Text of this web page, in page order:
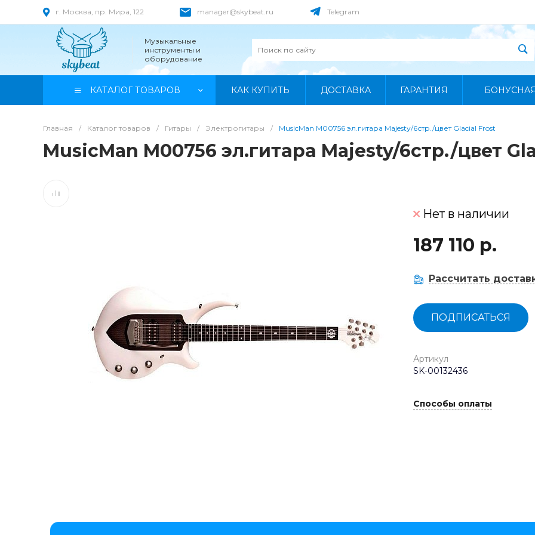
г. Москва, пр. Мира, 122 manager@skybeat.ru Telegram
Музыкальные
инструменты и
оборудование
КАТАЛОГ ТОВАРОВ КАК КУПИТЬ ДОСТАВКА ГАРАНТИЯ
Главная / Каталог товаров / Гитары / Электрогитары / MusicMan M00756 эл.гитара Majesty/6стр./цвет Glacial Frost
MusicMan M00756 эл.гитара Majesty/6стр./цвет
Нет в наличии
187 110 р.
Рассчитать
ПОДПИСАТЬСЯ
Артикул
SK-00132436
Способы оплаты